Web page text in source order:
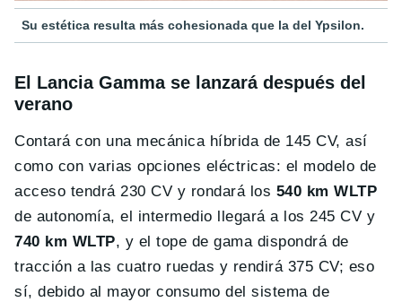
Su estética resulta más cohesionada que la del Ypsilon.
El Lancia Gamma se lanzará después del
verano
Contará con una mecánica híbrida de 145 CV, así
como con varias opciones eléctricas: el modelo de
acceso tendrá 230 CV y rondará los 540 km WLTP
de autonomía, el intermedio llegará a los 245 CV y
740 km WLTP, y el tope de gama dispondrá de
tracción a las cuatro ruedas y rendirá 375 CV; eso
sí, debido al mayor consumo del sistema de